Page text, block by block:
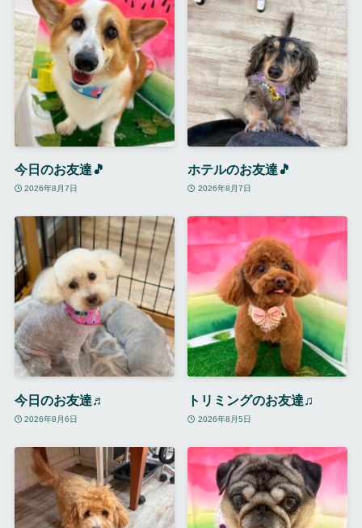
今日のお友達🎵
2026年8月7日
ホテルのお友達🎵
2026年8月7日
今日のお友達♬
2026年8月6日
トリミングのお友達♫
2026年8月5日